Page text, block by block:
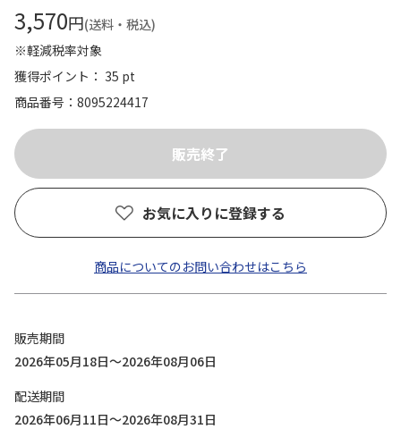
3,570円(送料・税込)
※軽減税率対象
獲得ポイント： 35 pt
商品番号
8095224417
お気に入りに登録する
商品についてのお問い合わせはこちら
販売期間
2026年05月18日～2026年08月06日
配送期間
2026年06月11日～2026年08月31日